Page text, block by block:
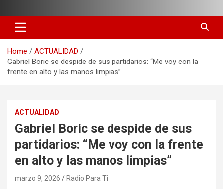
to
content
Home
ACTUALIDAD
Gabriel Boric se despide de sus partidarios: “Me voy con la
frente en alto y las manos limpias”
ACTUALIDAD
Gabriel Boric se despide de sus
partidarios: “Me voy con la frente
en alto y las manos limpias”
marzo 9, 2026 Radio Para Ti